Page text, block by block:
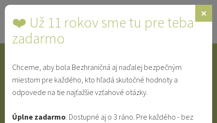
Toggle
IDENTITA SINGLE SVEDECTVÁ
❤️ Už 11 rokov sme tu pre teba
zadarmo
×
Chceme, aby bola Bezhraničná aj naďalej bezpečným
miestom pre každého, kto hľadá skutočné hodnoty a
odpovede na tie najťažšie vzťahové otázky.
Úplne zadarmo. Dostupné aj o 3 ráno. Pre každého - bez